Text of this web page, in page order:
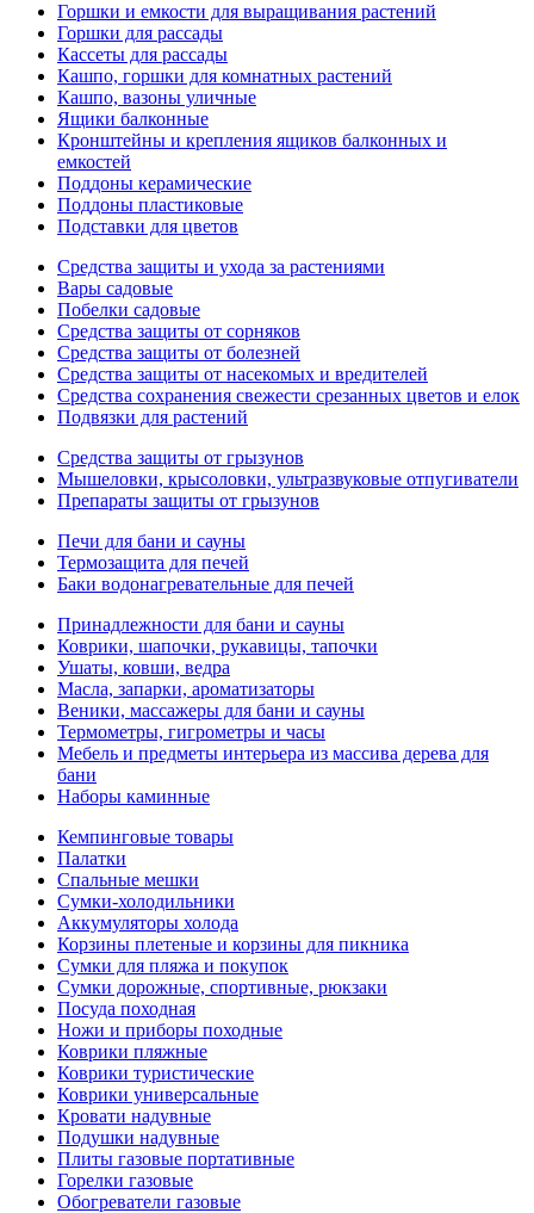
Горшки и емкости для выращивания растений
Горшки для рассады
Кассеты для рассады
Кашпо, горшки для комнатных растений
Кашпо, вазоны уличные
Ящики балконные
Кронштейны и крепления ящиков балконных и
емкостей
Поддоны керамические
Поддоны пластиковые
Подставки для цветов
Средства защиты и ухода за растениями
Вары садовые
Побелки садовые
Средства защиты от сорняков
Средства защиты от болезней
Средства защиты от насекомых и вредителей
Средства сохранения свежести срезанных цветов и елок
Подвязки для растений
Средства защиты от грызунов
Мышеловки, крысоловки, ультразвуковые отпугиватели
Препараты защиты от грызунов
Печи для бани и сауны
Термозащита для печей
Баки водонагревательные для печей
Принадлежности для бани и сауны
Коврики, шапочки, рукавицы, тапочки
Ушаты, ковши, ведра
Масла, запарки, ароматизаторы
Веники, массажеры для бани и сауны
Термометры, гигрометры и часы
Мебель и предметы интерьера из массива дерева для
бани
Наборы каминные
Кемпинговые товары
Палатки
Спальные мешки
Сумки-холодильники
Аккумуляторы холода
Корзины плетеные и корзины для пикника
Сумки для пляжа и покупок
Сумки дорожные, спортивные, рюкзаки
Посуда походная
Ножи и приборы походные
Коврики пляжные
Коврики туристические
Коврики универсальные
Кровати надувные
Подушки надувные
Плиты газовые портативные
Горелки газовые
Обогреватели газовые